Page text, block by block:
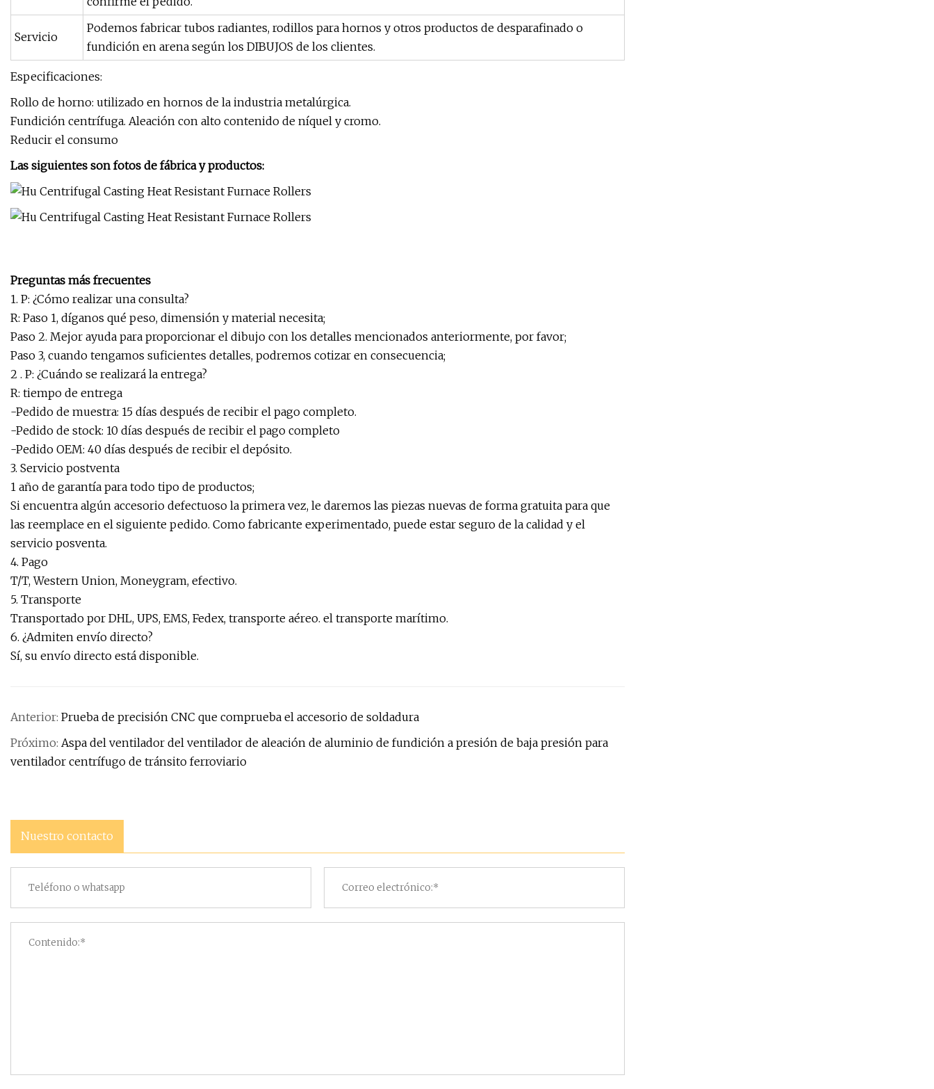
Servicio
Podemos fabricar tubos radiantes, rodillos para hornos y otros productos de desparafinado o
fundición en arena según los DIBUJOS de los clientes.
Especificaciones:
Rollo de horno: utilizado en hornos de la industria metalúrgica.
Fundición centrífuga. Aleación con alto contenido de níquel y cromo.
Reducir el consumo
Las siguientes son fotos de fábrica y productos:
Preguntas más frecuentes
1. P: ¿Cómo realizar una consulta?
R: Paso 1, díganos qué peso, dimensión y material necesita;
Paso 2. Mejor ayuda para proporcionar el dibujo con los detalles mencionados anteriormente, por favor;
Paso 3, cuando tengamos suficientes detalles, podremos cotizar en consecuencia;
2 . P: ¿Cuándo se realizará la entrega?
R: tiempo de entrega
-Pedido de muestra: 15 días después de recibir el pago completo.
-Pedido de stock: 10 días después de recibir el pago completo
-Pedido OEM: 40 días después de recibir el depósito.
3. Servicio postventa
1 año de garantía para todo tipo de productos;
Si encuentra algún accesorio defectuoso la primera vez, le daremos las piezas nuevas de forma gratuita para que
las reemplace en el siguiente pedido. Como fabricante experimentado, puede estar seguro de la calidad y el
servicio posventa.
4. Pago
T/T, Western Union, Moneygram, efectivo.
5. Transporte
Transportado por DHL, UPS, EMS, Fedex, transporte aéreo. el transporte marítimo.
6. ¿Admiten envío directo?
Sí, su envío directo está disponible.
Anterior: Prueba de precisión CNC que comprueba el accesorio de soldadura
Próximo: Aspa del ventilador del ventilador de aleación de aluminio de fundición a presión de baja presión para
ventilador centrífugo de tránsito ferroviario
Nuestro contacto